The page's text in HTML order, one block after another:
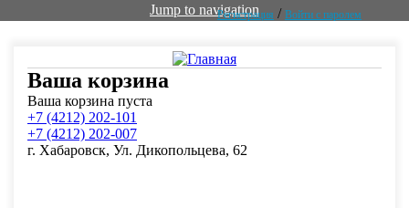
Jump to navigation
Регистрация / Войти с паролем
Ваша корзина
Ваша корзина пуста
+7 (4212) 202-101
+7 (4212) 202-007
г. Хабаровск, Ул. Дикопольцева, 62